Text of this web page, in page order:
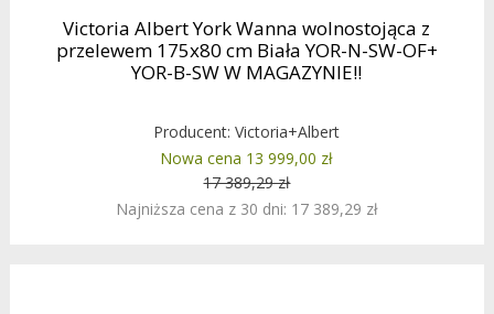
Victoria Albert York Wanna wolnostojąca z
przelewem 175x80 cm Biała YOR-N-SW-OF+
YOR-B-SW W MAGAZYNIE!!
Producent:Victoria+Albert
Nowa cena 13 999,00 zł
17 389,29 zł
Najniższa cena z 30 dni: 17 389,29 zł